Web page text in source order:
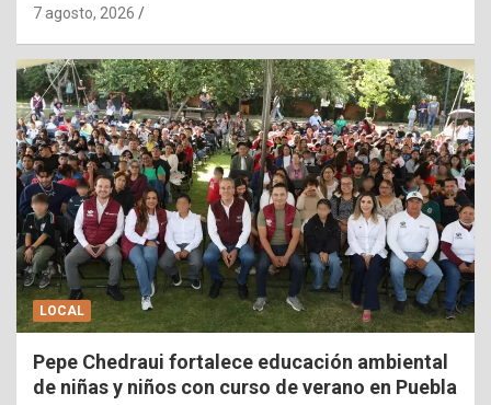
7 agosto, 2026
LOCAL
Pepe Chedraui fortalece educación ambiental
de niñas y niños con curso de verano en Puebla